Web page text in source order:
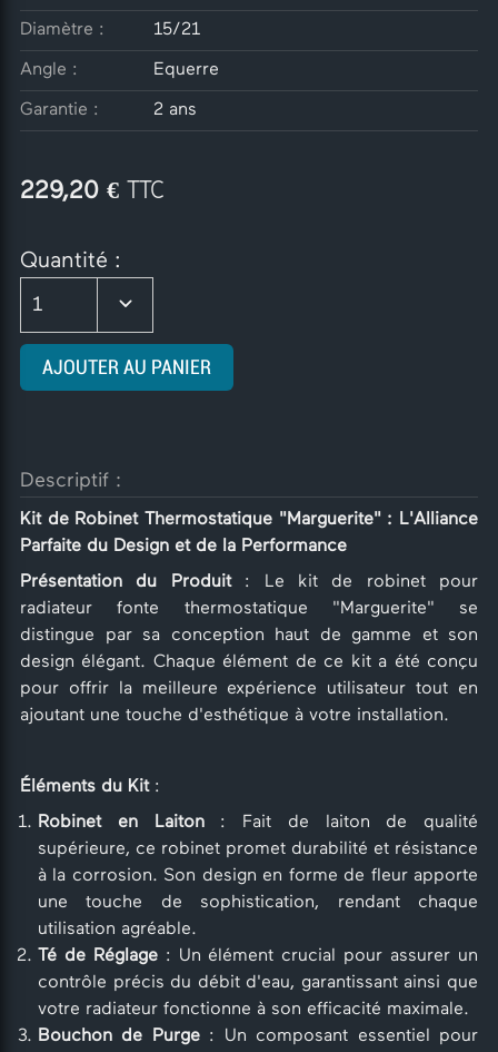
Diamètre : 15/21
Angle : Equerre
Garantie : 2 ans
229,20 € TTC
Quantité :
1
AJOUTER AU PANIER
Descriptif :
Kit de Robinet Thermostatique "Marguerite" : L'Alliance
Parfaite du Design et de la Performance
Présentation du Produit: Le kit de robinet pour
radiateur fonte thermostatique "Marguerite" se
distingue par sa conception haut de gamme et son
design élégant. Chaque élément de ce kit a été conçu
pour offrir la meilleure expérience utilisateur tout en
ajoutant une touche d'esthétique à votre installation.
Éléments du Kit:
Robinet en Laiton: Fait de laiton de qualité
supérieure, ce robinet promet durabilité et résistance
à la corrosion. Son design en forme de fleur apporte
une touche de sophistication, rendant chaque
utilisation agréable.
Té de Réglage: Un élément crucial pour assurer un
contrôle précis du débit d'eau, garantissant ainsi que
votre radiateur fonctionne à son efficacité maximale.
Bouchon de Purge: Un composant essentiel pour